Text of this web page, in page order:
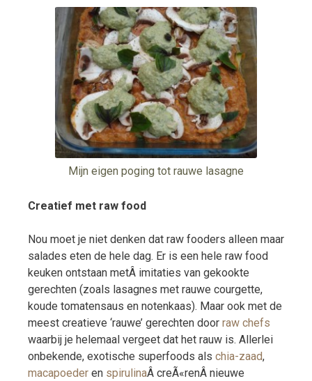
Mijn eigen poging tot rauwe lasagne
Creatief met raw food
Nou moet je niet denken dat raw fooders alleen maar
salades eten de hele dag. Er is een hele raw food
keuken ontstaan metÂ imitaties van gekookte
gerechten (zoals lasagnes met rauwe courgette,
koude tomatensaus en notenkaas). Maar ook met de
meest creatieve ‘rauwe’ gerechten door raw chefs
waarbij je helemaal vergeet dat het rauw is. Allerlei
onbekende, exotische superfoods als chia-zaad,
macapoeder en spirulinaÂ creÃ«renÂ nieuwe